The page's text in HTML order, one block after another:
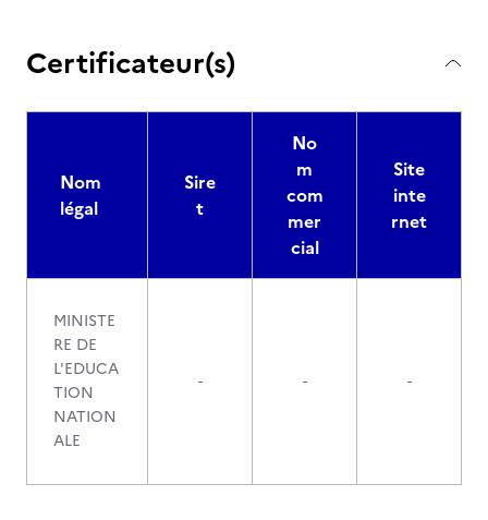
Certificateur(s)
Nom
légal
Sire
t
No
m
com
mer
cial
Site
inte
rnet
MINISTE
RE DE
L'EDUCA
TION
NATION
ALE
- - -